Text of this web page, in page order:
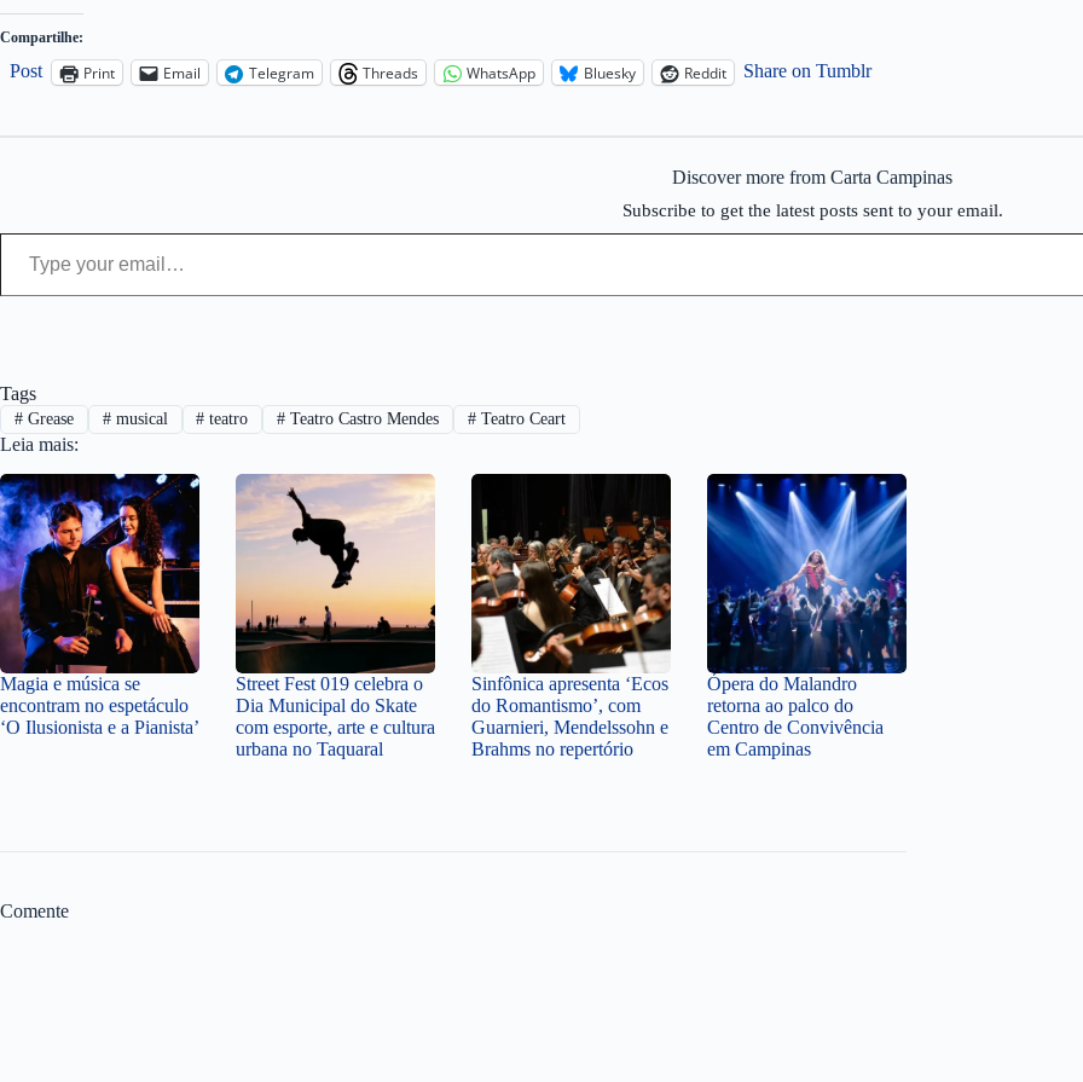
Compartilhe:
Post Print Email Telegram Threads WhatsApp Bluesky Reddit Share on Tumblr
Discover more from Carta Campinas
Subscribe to get the latest posts sent to your email.
Type your email…
Tags
#Grease #musical # teatro # Teatro Castro Mendes # Teatro Ceart
Leia mais:
Magia e música se
encontram no espetáculo
‘O Ilusionista e a Pianista’
Street Fest 019 celebra o
Dia Municipal do Skate
com esporte, arte e cultura
urbana no Taquaral
Sinfônica apresenta ‘Ecos
do Romantismo’, com
Guarnieri, Mendelssohn e
Brahms no repertório
Ópera do Malandro
retorna ao palco do
Centro de Convivência
em Campinas
Comente